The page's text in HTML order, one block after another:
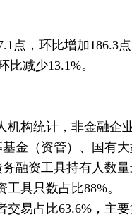
点，环比增加186.3
减少13.1%。
机构统计，非金融企
金（资管）、国有
融资工具持有人数量
具只数占比88%。
易占比63.6%，主要